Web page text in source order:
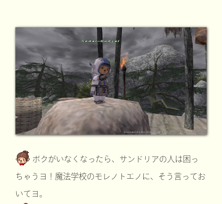
ボクがいなくなったら、サンドリアの人は困っ
ちゃうヨ！魔法学校のモレノトエノに、そう言ってお
いてヨ。